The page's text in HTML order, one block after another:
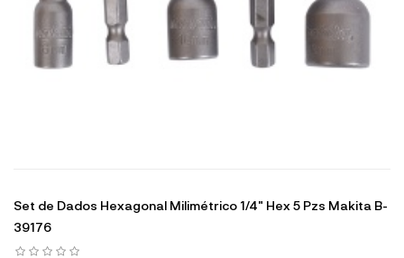
Set de Dados Hexagonal Milimétrico 1/4" Hex 5 Pzs Makita B-
39176